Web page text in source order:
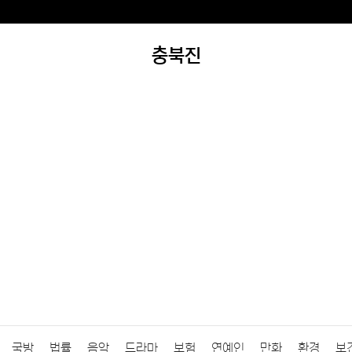
충북진
국방 법률 음악 드라마 보험 연예인 만화 환경 보